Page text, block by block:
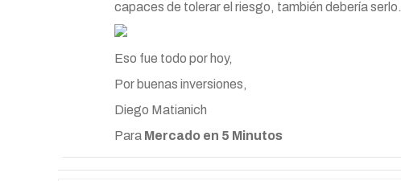
capaces de tolerar el riesgo, también debería serlo.
Eso fue todo por hoy,
Por buenas inversiones,
Diego Matianich
Para Mercado en 5 Minutos